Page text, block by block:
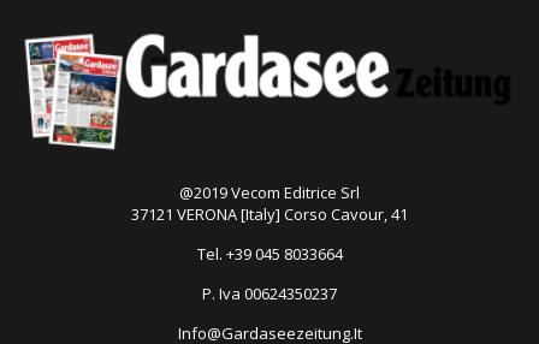
@2019 Vecom Editrice Srl
37121 VERONA [Italy] Corso Cavour, 41
Tel. +39 045 8033664
P. Iva 00624350237
Info@Gardaseezeitung.It